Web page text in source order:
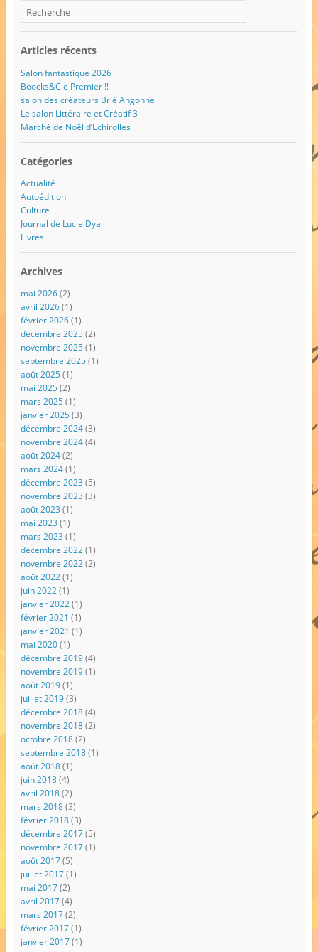
Articles récents
Salon fantastique 2026
Boocks&Cie Premier !!
salon des créateurs Brié Angonne
Le salon Littéraire et Créatif 3
Marché de Noël d’Echirolles
Catégories
Actualité
Autoédition
Culture
Journal de Lucie Dyal
Livres
Archives
mai 2026(2)
avril 2026(1)
février 2026(1)
décembre 2025(2)
novembre 2025(1)
septembre 2025(1)
août 2025(1)
mai 2025(2)
mars 2025(1)
janvier 2025(3)
décembre 2024(3)
novembre 2024(4)
août 2024(2)
mars 2024(1)
décembre 2023 (5)
novembre 2023 (3)
août 2023 (1)
mai 2023 (1)
mars 2023 (1)
décembre 2022(1)
novembre 2022(2)
août 2022(1)
juin 2022(1)
janvier 2022(1)
février 2021 (1)
janvier 2021 (1)
mai 2020(1)
décembre 2019(4)
novembre 2019(1)
août 2019(1)
juillet 2019(3)
décembre 2018(4)
novembre 2018(2)
octobre 2018(2)
septembre 2018(1)
août 2018(1)
juin 2018(4)
avril 2018(2)
mars 2018(3)
février 2018(3)
décembre 2017(5)
novembre 2017(1)
août 2017(5)
juillet 2017(1)
mai 2017(2)
avril 2017(4)
mars 2017(2)
février 2017(1)
janvier 2017(1)